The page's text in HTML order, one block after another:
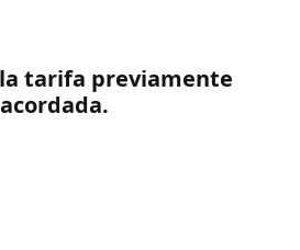
tarifa previamente
acordada.